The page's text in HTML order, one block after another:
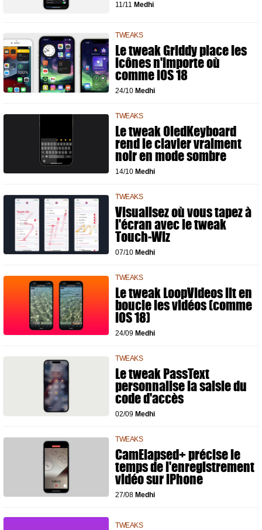
11/11 Medhi
TWEAKS
Le tweak Griddy place les
icônes n'importe où
comme iOS 18
24/10 Medhi
TWEAKS
Le tweak OledKeyboard
rend le clavier vraiment
noir en mode sombre
14/10 Medhi
TWEAKS
Visualisez où vous tapez à
l'écran avec le tweak
Touch-Wiz
07/10 Medhi
TWEAKS
Le tweak LoopVideos lit en
boucle les vidéos (comme
iOS 18)
24/09 Medhi
TWEAKS
Le tweak PassText
personnalise la saisie du
code d'accès
02/09 Medhi
TWEAKS
CamElapsed+ précise le
temps de l'enregistrement
vidéo sur iPhone
27/08 Medhi
TWEAKS